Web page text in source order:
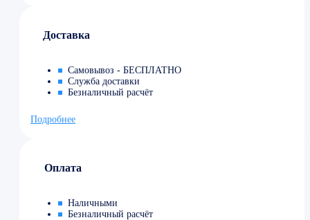
Доставка
Самовывоз - БЕСПЛАТНО
Служба доставки
Безналичный расчёт
Подробнее
Оплата
Наличными
Безналичный расчёт